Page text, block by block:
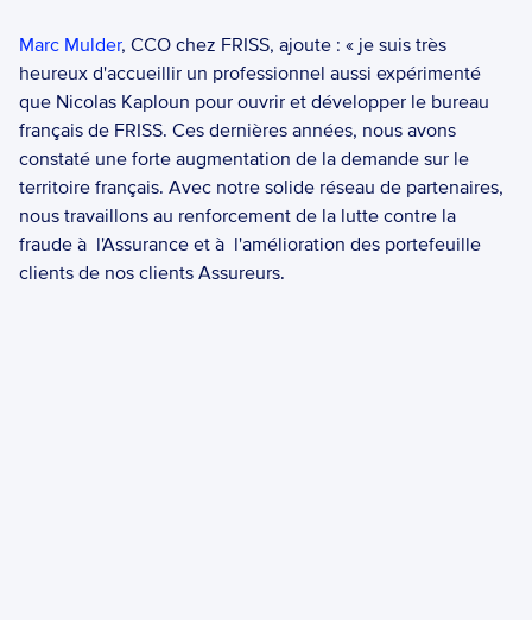
Marc Mulder, CCO chez FRISS, ajoute : « je suis très
heureux d'accueillir un professionnel aussi expérimenté
que Nicolas Kaploun pour ouvrir et développer le bureau
français de FRISS. Ces dernières années, nous avons
constaté une forte augmentation de la demande sur le
territoire français. Avec notre solide réseau de partenaires,
nous travaillons au renforcement de la lutte contre la
fraude à  l'Assurance et à  l'amélioration des portefeuille
clients de nos clients Assureurs.